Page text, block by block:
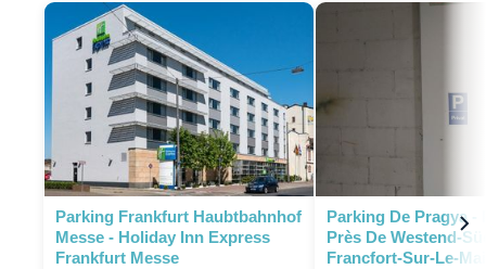
P
Parking Frankfurt Haubtbahnhof
Messe - Holiday Inn Express
Frankfurt Messe
Parking De Pragya -
Près De Westend-
Francfort-Sur-Le-